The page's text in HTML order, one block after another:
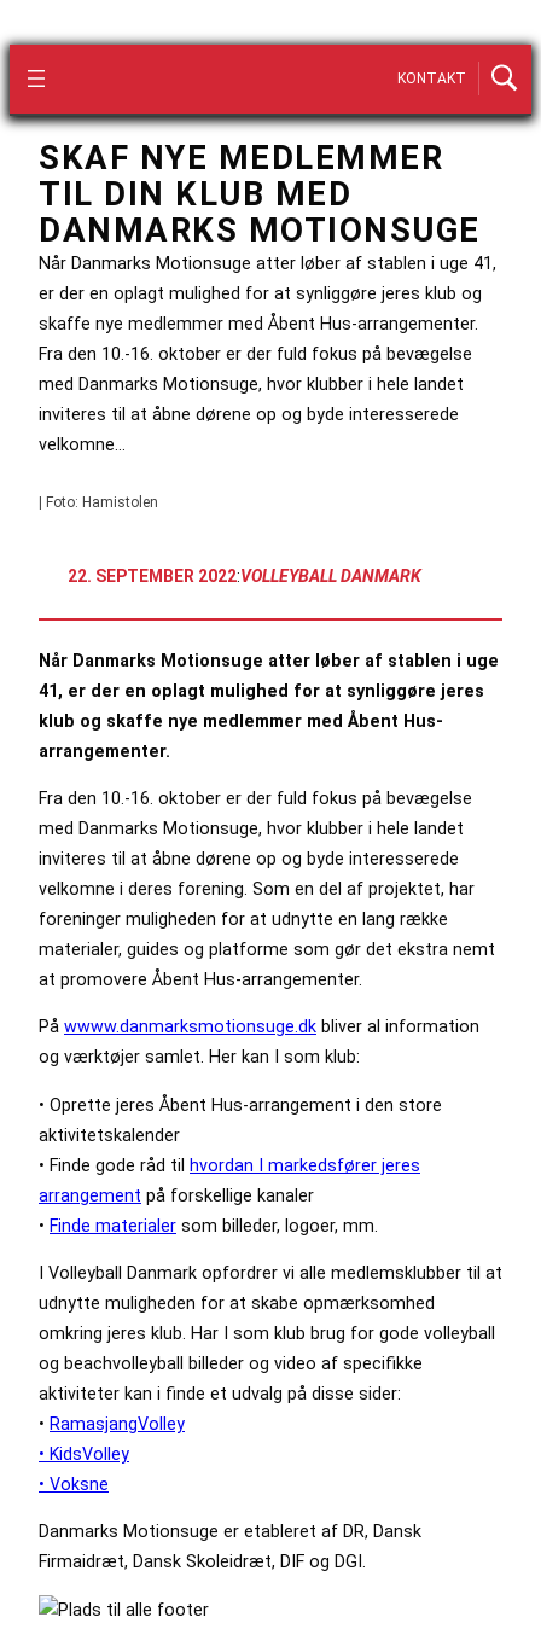
KONTAKT
SKAF NYE MEDLEMMER
TIL DIN KLUB MED
DANMARKS MOTIONSUGE
Når Danmarks Motionsuge atter løber af stablen i uge 41,
er der en oplagt mulighed for at synliggøre jeres klub og
skaffe nye medlemmer med Åbent Hus-arrangementer.
Fra den 10.-16. oktober er der fuld fokus på bevægelse
med Danmarks Motionsuge, hvor klubber i hele landet
inviteres til at åbne dørene op og byde interesserede
velkomne…
| Foto: Hamistolen
22. SEPTEMBER 2022:VOLLEYBALL DANMARK
Når Danmarks Motionsuge atter løber af stablen i uge
41, er der en oplagt mulighed for at synliggøre jeres
klub og skaffe nye medlemmer med Åbent Hus-
arrangementer.
Fra den 10.-16. oktober er der fuld fokus på bevægelse
med Danmarks Motionsuge, hvor klubber i hele landet
inviteres til at åbne dørene op og byde interesserede
velkomne i deres forening. Som en del af projektet, har
foreninger muligheden for at udnytte en lang række
materialer, guides og platforme som gør det ekstra nemt
at promovere Åbent Hus-arrangementer.
På wwww.danmarksmotionsuge.dk bliver al information
og værktøjer samlet. Her kan I som klub:
• Oprette jeres Åbent Hus-arrangement i den store
aktivitetskalender
• Finde gode råd til
hvordan I markedsfører jeres
arrangement på forskellige kanaler
• Finde materialer som billeder, logoer, mm.
I Volleyball Danmark opfordrer vi alle medlemsklubber til at
udnytte muligheden for at skabe opmærksomhed
omkring jeres klub. Har I som klub brug for gode volleyball
og beachvolleyball billeder og video af specifikke
aktiviteter kan i finde et udvalg på disse sider:
• RamasjangVolley
• KidsVolley
• Voksne
Danmarks Motionsuge er etableret af DR, Dansk
Firmaidræt, Dansk Skoleidræt, DIF og DGI.